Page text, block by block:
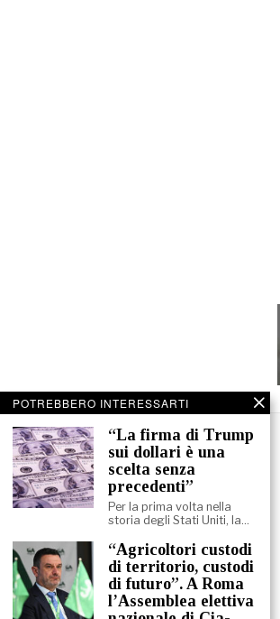
POTREBBERO INTERESSARTI
“La firma di Trump
sui dollari è una
scelta senza
precedenti”
Per la prima volta nella
storia degli Stati Uniti, la…
“Agricoltori custodi
di territorio, custodi
di futuro”. A Roma
l’Assemblea elettiva